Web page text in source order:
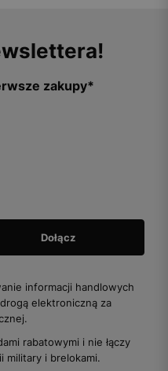
zakupy*
informacji handlowych
elektroniczną za
rabatowymi i nie łączy
military i brelokami.